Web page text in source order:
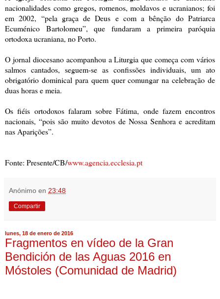
nacionalidades como gregos, romenos, moldavos e ucranianos; foi
em 2002, “pela graça de Deus e com a bênção do Patriarca
Ecuménico Bartolomeu”, que fundaram a primeira paróquia
ortodoxa ucraniana, no Porto.
O jornal diocesano acompanhou a Liturgia que começa com vários
salmos cantados, seguem-se as confissões individuais, um ato
obrigatório dominical para quem quer comungar na celebração de
duas horas e meia.
Os fiéis ortodoxos falaram sobre Fátima, onde fazem encontros
nacionais, “pois são muito devotos de Nossa Senhora e acreditam
nas Aparições”.
Fonte: Presente/CB/www.agencia.ecclesia.pt
Anónimo en 23:48
Compartir
lunes, 18 de enero de 2016
Fragmentos en vídeo de la Gran
Bendición de las Aguas 2016 en
Móstoles (Comunidad de Madrid)